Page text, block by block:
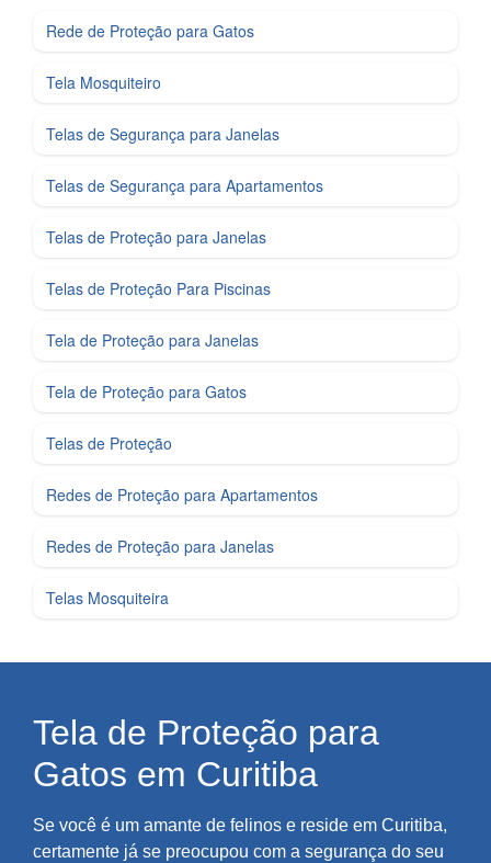
Rede de Proteção para Gatos
Tela Mosquiteiro
Telas de Segurança para Janelas
Telas de Segurança para Apartamentos
Telas de Proteção para Janelas
Telas de Proteção Para Piscinas
Tela de Proteção para Janelas
Tela de Proteção para Gatos
Telas de Proteção
Redes de Proteção para Apartamentos
Redes de Proteção para Janelas
Telas Mosquiteira
Tela de Proteção para
Gatos em Curitiba
Se você é um amante de felinos e reside em Curitiba,
certamente já se preocupou com a segurança do seu